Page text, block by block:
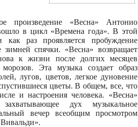
произведение «Весна» Антонио
в цикл «Времена года». В этой
как раз проявляется пробуждение
зимней спячки. «Весна» возвращает
к жизни после долгих месяцев
Эта музыка создает образ
лугов, цветов, легкое дуновение
цветы. В общем, все, что
и настроения человека. «Весна»
дух музыкальное
вечер всеобщим просмотром